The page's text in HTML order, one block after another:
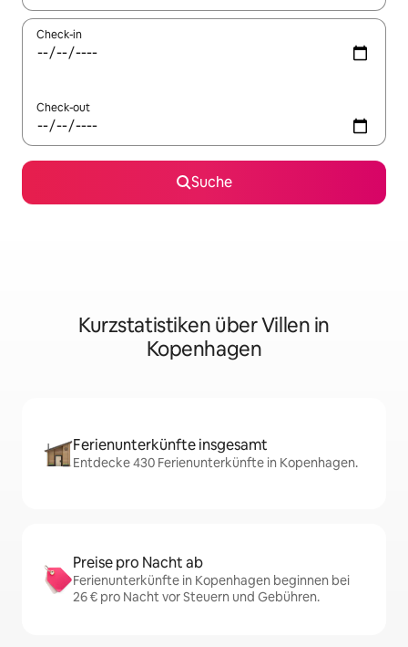
Check-in
Check-out
Suche
Kurzstatistiken über Villen in
Kopenhagen
Ferienunterkünfte insgesamt
Entdecke 430 Ferienunterkünfte in Kopenhagen.
Preise pro Nacht ab
Ferienunterkünfte in Kopenhagen beginnen bei
26 € pro Nacht vor Steuern und Gebühren.